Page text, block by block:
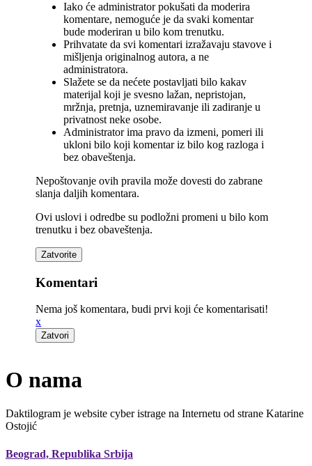
Iako će administrator pokušati da moderira
komentare, nemoguće je da svaki komentar
bude moderiran u bilo kom trenutku.
Prihvatate da svi komentari izražavaju stavove i
mišljenja originalnog autora, a ne
administratora.
Slažete se da nećete postavljati bilo kakav
materijal koji je svesno lažan, nepristojan,
mržnja, pretnja, uznemiravanje ili zadiranje u
privatnost neke osobe.
Administrator ima pravo da izmeni, pomeri ili
ukloni bilo koji komentar iz bilo kog razloga i
bez obaveštenja.
Nepoštovanje ovih pravila može dovesti do zabrane
slanja daljih komentara.
Ovi uslovi i odredbe su podložni promeni u bilo kom
trenutku i bez obaveštenja.
Komentari
Nema još komentara, budi prvi koji će komentarisati!
x
O nama
Daktilogram je website cyber istrage na Internetu od strane Katarine
Ostojić
Beograd, Republika Srbija